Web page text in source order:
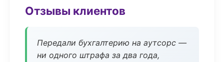
Отзывы клиентов
Передали бухгалтерию на аутсорс —
ни одного штрафа за два года,